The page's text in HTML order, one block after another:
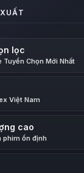
lọc
Tuyển Chọn Mới Nhất
Việt Nam
cao
phim ổn định